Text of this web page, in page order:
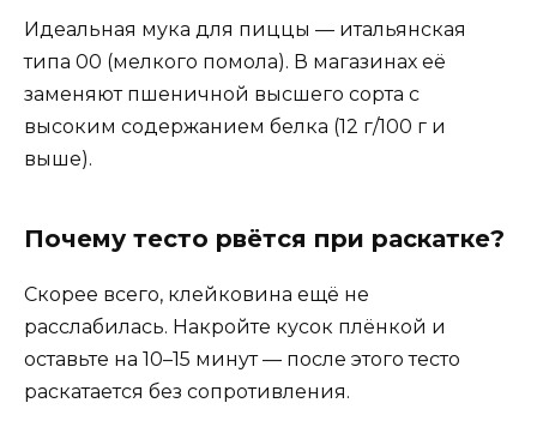
Идеальная мука для пиццы — итальянская
типа 00 (мелкого помола). В магазинах её
заменяют пшеничной высшего сорта с
высоким содержанием белка (12 г/100 г и
выше).
Почему тесто рвётся при раскатке?
Скорее всего, клейковина ещё не
расслабилась. Накройте кусок плёнкой и
оставьте на 10–15 минут — после этого тесто
раскатается без сопротивления.